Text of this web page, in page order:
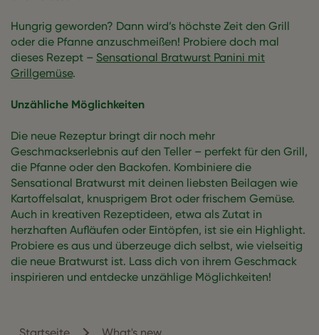
Hungrig geworden? Dann wird’s höchste Zeit den Grill
oder die Pfanne anzuschmeißen! Probiere doch mal
dieses Rezept – Sensational Bratwurst Panini mit
Grillgemüse.
Unzähliche Möglichkeiten
Die neue Rezeptur bringt dir noch mehr
Geschmackserlebnis auf den Teller – perfekt für den Grill,
die Pfanne oder den Backofen. Kombiniere die
Sensational Bratwurst mit deinen liebsten Beilagen wie
Kartoffelsalat, knusprigem Brot oder frischem Gemüse.
Auch in kreativen Rezeptideen, etwa als Zutat in
herzhaften Aufläufen oder Eintöpfen, ist sie ein Highlight.
Probiere es aus und überzeuge dich selbst, wie vielseitig
die neue Bratwurst ist. Lass dich von ihrem Geschmack
inspirieren und entdecke unzählige Möglichkeiten!